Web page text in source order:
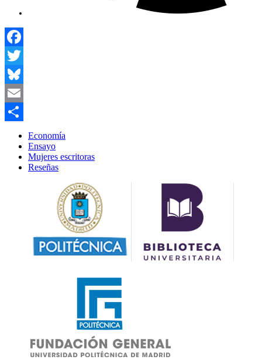
Facebook
Twitter
Bluesky
Email
Compartir
Economía
Ensayo
Mujeres escritoras
Reseñas